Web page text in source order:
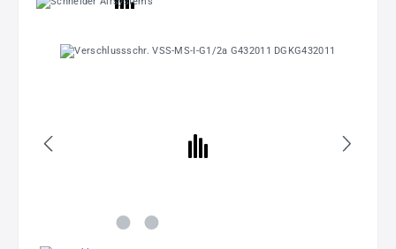
Bildergalerie überspringen